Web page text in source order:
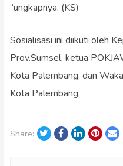
“ungkapnya. (KS)
Sosialisasi ini diikuti oleh
Prov.Sumsel, ketua
Kota Palembang, dan
Kota Palembang.
Share: TwitterFacebook
LinkedIn